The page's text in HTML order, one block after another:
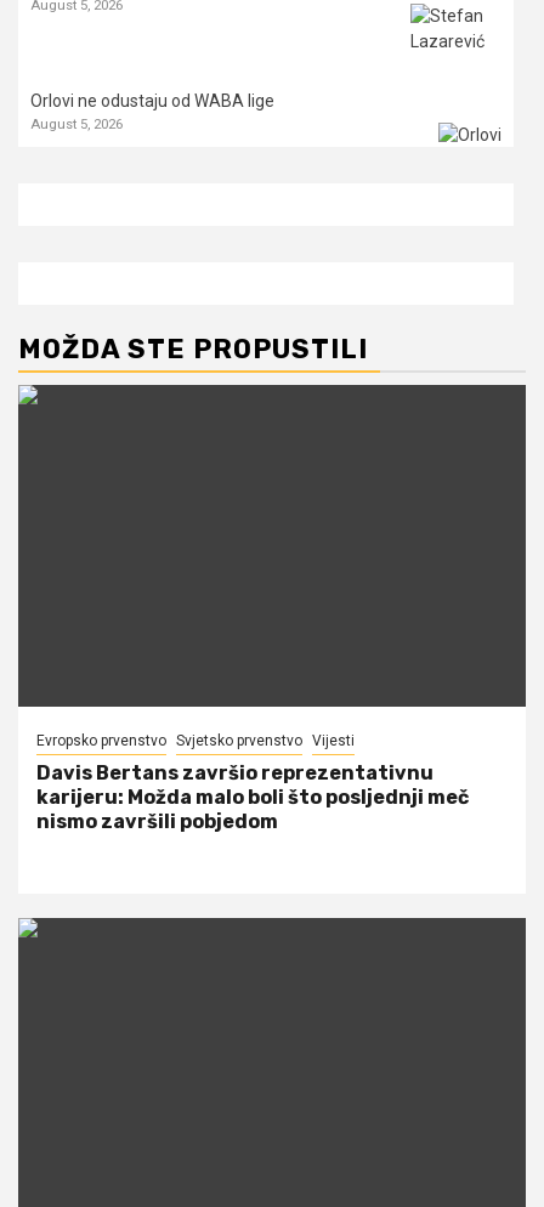
August 5, 2026
Orlovi ne odustaju od WABA lige
August 5, 2026
MOŽDA STE PROPUSTILI
Evropsko prvenstvo Svjetsko prvenstvo Vijesti
Davis Bertans završio reprezentativnu
karijeru: Možda malo boli što posljednji meč
nismo završili pobjedom